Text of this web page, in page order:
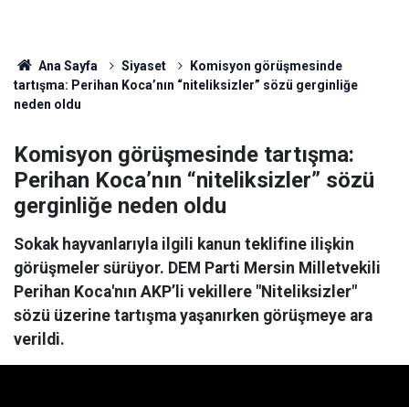
Ana Sayfa Siyaset
Komisyon görüşmesinde
tartışma: Perihan Koca’nın “niteliksizler” sözü gerginliğe
neden oldu
Komisyon görüşmesinde tartışma:
Perihan Koca’nın “niteliksizler” sözü
gerginliğe neden oldu
Sokak hayvanlarıyla ilgili kanun teklifine ilişkin
görüşmeler sürüyor. DEM Parti Mersin Milletvekili
Perihan Koca'nın AKP’li vekillere "Niteliksizler"
sözü üzerine tartışma yaşanırken görüşmeye ara
verildi.